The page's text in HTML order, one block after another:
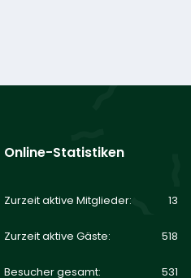
Online-Statistiken
Zurzeit aktive Mitglieder 13
Zurzeit aktive Gäste 518
Besucher gesamt 531